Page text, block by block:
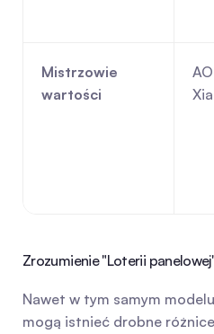
Mistrzowie
wartości
Zrozumienie "Loterii
Nawet w tym samym
mogą istnieć drobne